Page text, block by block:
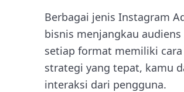
Berbagai jenis Instagram
bisnis menjangkau
setiap format memiliki
strategi yang tepat, kamu
interaksi dari pengguna.